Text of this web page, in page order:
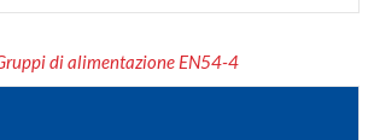
di alimentazione EN54-4